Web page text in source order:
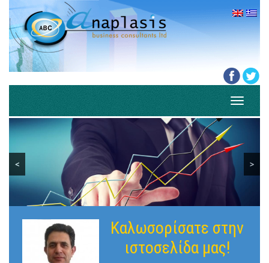
Toggle
< >
Καλωσορίσατε στην
ιστοσελίδα μας!